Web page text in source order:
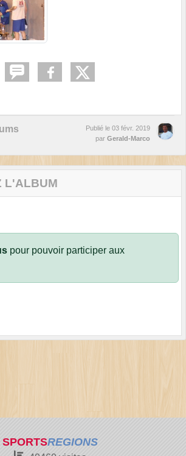
Publié le 03 févr. 2019
par Gerald-Marco
L'ALBUM
pour pouvoir participer aux
SPORTSREGIONS